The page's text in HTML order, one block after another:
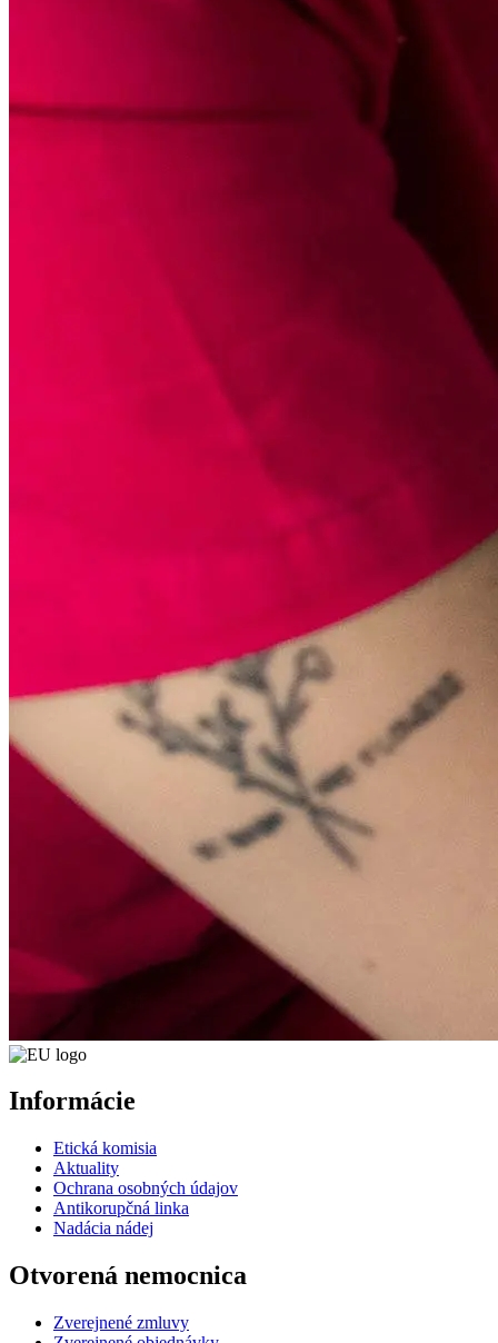
Informácie
Etická komisia
Aktuality
Ochrana osobných údajov
Antikorupčná linka
Nadácia nádej
Otvorená nemocnica
Zverejnené zmluvy